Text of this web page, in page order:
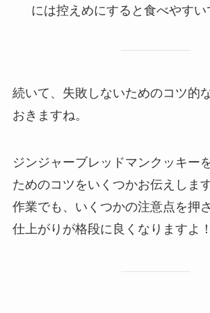
には控えめにすると食べやすい
続いて、失敗しないためのコツ的
おきますね。
ジンジャーブレッドマンクッキー
ためのコツをいくつかお伝えしま
作業でも、いくつかの注意点を押
仕上がりが格段に良くなりますよ！